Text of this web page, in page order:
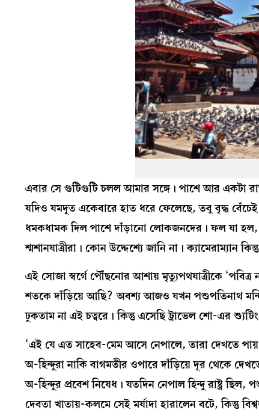
এবার সে গুটিগুটি চলল আমার সঙ্গে। পাশে আর একটা
যদিও যমদূত একেবারে হাত ধরে ফেলেছে, তবু বৃদ্ধ
ধমকধামক দিল পাশে দাঁড়ানো লোকজনদের। ফল যা
শ্মশানযাত্রীরা। কোন উদ্দেশ্যে জানি না। ক্যামেরাম্যান
এই সোজা স্বর্গে পৌঁছনোর আশায় মৃত্যুপথযাত্রীকে
শতকে দাঁড়িয়ে আছি? অবশ্য আজও যখন পশুপতিনাথ
ঢুকতাম না এই চত্বরে। কিন্তু এসেছি ট্রাভেল শো-এর
‘এই যে এত সাহেব-মেম আসে নেপালে, তারা দেখতে
অ-হিন্দুরা নাকি বাগমতীর ওপারে দাঁড়িয়ে দূর থেকে
অ-হিন্দুর প্রবেশ নিষেধ। যতদিন নেপাল হিন্দু রাষ্ট্র ছিল,
দেবতা খাতায়-কলমে সেই মর্যাদা হারালেন বটে, কিন্তু